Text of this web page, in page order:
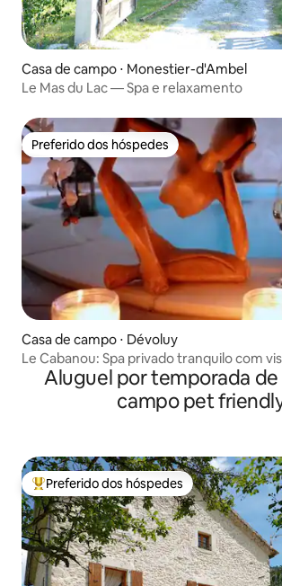
Casa de campo ⋅ Monestier-d'Ambel
Le Mas du Lac — Spa e relaxamento
Preferido dos hóspedes
Preferido dos hóspedes
Casa de campo ⋅ Dévoluy
Le Cabanou: Spa privado tranquilo com
Aluguel por temporada de
campo pet
Entre os melhores preferidos dos hóspedes
Preferido dos hóspedes